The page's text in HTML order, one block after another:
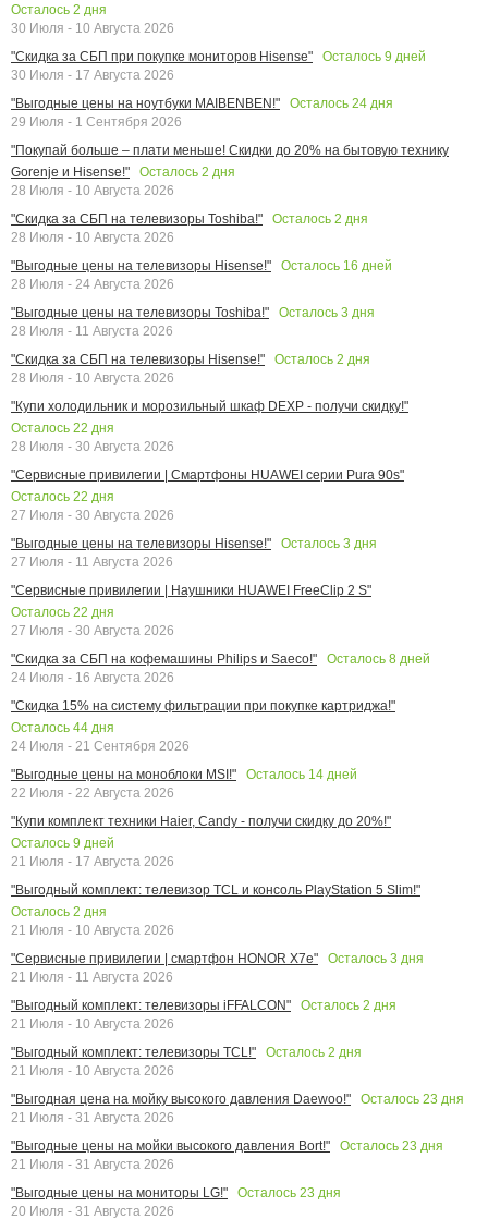
Осталось 2 дня
30 Июля - 10 Августа 2026
"Скидка за СБП при покупке мониторов Hisense"
Осталось 9 дней
30 Июля - 17 Августа 2026
"Выгодные цены на ноутбуки MAIBENBEN!"
Осталось 24 дня
29 Июля - 1 Сентября 2026
"Покупай больше – плати меньше! Скидки до 20% на бытовую технику
Gorenje и Hisense!"
Осталось 2 дня
28 Июля - 10 Августа 2026
"Скидка за СБП на телевизоры Toshiba!"
Осталось 2 дня
28 Июля - 10 Августа 2026
"Выгодные цены на телевизоры Hisense!"
Осталось 16 дней
28 Июля - 24 Августа 2026
"Выгодные цены на телевизоры Toshiba!"
Осталось 3 дня
28 Июля - 11 Августа 2026
"Скидка за СБП на телевизоры Hisense!"
Осталось 2 дня
28 Июля - 10 Августа 2026
"Купи холодильник и морозильный шкаф DEXP - получи скидку!"
Осталось 22 дня
28 Июля - 30 Августа 2026
"Сервисные привилегии | Смартфоны HUAWEI серии Pura 90s"
Осталось 22 дня
27 Июля - 30 Августа 2026
"Выгодные цены на телевизоры Hisense!"
Осталось 3 дня
27 Июля - 11 Августа 2026
"Сервисные привилегии | Наушники HUAWEI FreeClip 2 S"
Осталось 22 дня
27 Июля - 30 Августа 2026
"Скидка за СБП на кофемашины Philips и Saeco!"
Осталось 8 дней
24 Июля - 16 Августа 2026
"Скидка 15% на систему фильтрации при покупке картриджа!"
Осталось 44 дня
24 Июля - 21 Сентября 2026
"Выгодные цены на моноблоки MSI!"
Осталось 14 дней
22 Июля - 22 Августа 2026
"Купи комплект техники Haier, Candy - получи скидку до 20%!"
Осталось 9 дней
21 Июля - 17 Августа 2026
"Выгодный комплект: телевизор TCL и консоль PlayStation 5 Slim!"
Осталось 2 дня
21 Июля - 10 Августа 2026
"Сервисные привилегии | смартфон HONOR X7e"
Осталось 3 дня
21 Июля - 11 Августа 2026
"Выгодный комплект: телевизоры iFFALCON"
Осталось 2 дня
21 Июля - 10 Августа 2026
"Выгодный комплект: телевизоры TCL!"
Осталось 2 дня
21 Июля - 10 Августа 2026
"Выгодная цена на мойку высокого давления Daewoo!"
Осталось 23 дня
21 Июля - 31 Августа 2026
"Выгодные цены на мойки высокого давления Bort!"
Осталось 23 дня
21 Июля - 31 Августа 2026
"Выгодные цены на мониторы LG!"
Осталось 23 дня
20 Июля - 31 Августа 2026